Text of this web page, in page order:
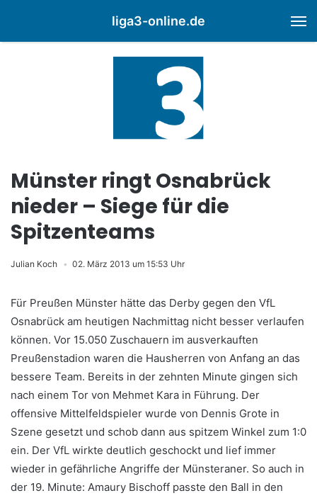
liga3-online.de
Münster ringt Osnabrück
nieder – Siege für die
Spitzenteams
Julian Koch 02. März 2013 um 15:53 Uhr
Für Preußen Münster hätte das Derby gegen den VfL
Osnabrück am heutigen Nachmittag nicht besser verlaufen
können. Vor 15.050 Zuschauern im ausverkauften
Preußenstadion waren die Hausherren von Anfang an das
bessere Team. Bereits in der zehnten Minute gingen sich
nach einem Tor von Mehmet Kara in Führung. Der
offensive Mittelfeldspieler wurde von Dennis Grote in
Szene gesetzt und schob dann aus spitzem Winkel zum 1:0
ein. Der VfL wirkte deutlich geschockt und lief immer
wieder in gefährliche Angriffe der Münsteraner. So auch in
der 19. Minute: Amaury Bischoff passte den Ball in den